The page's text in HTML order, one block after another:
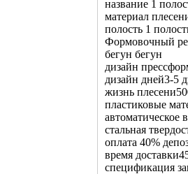
название 1
материал
полость 1
Формовочный
бегун бегун
дизайн
дизайн дней3-5
жизнь
пластиковые
автоматическое
стальная
оплата 40%
время
спецификация